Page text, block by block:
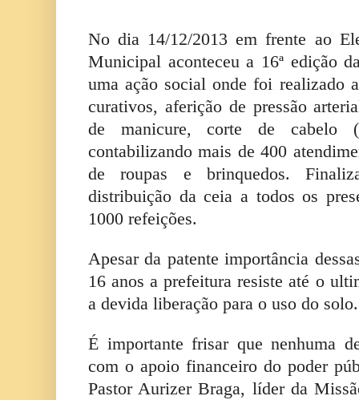
No dia 14/12/2013 em frente ao
Municipal aconteceu a 16ª edição
uma ação social onde foi realizado
curativos, aferição de pressão
de manicure, corte de cabelo
contabilizando mais de 400
de roupas e brinquedos.
distribuição da ceia a todos os
1000 refeições.
Apesar da patente importância
16 anos a prefeitura resiste até o
a devida liberação para o uso do solo.
É importante frisar que nenhuma
com o apoio financeiro do poder
Pastor Aurizer Braga, líder da